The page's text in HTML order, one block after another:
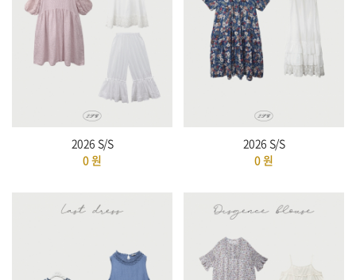
2026 S/S
0원
2026 S/S
0원